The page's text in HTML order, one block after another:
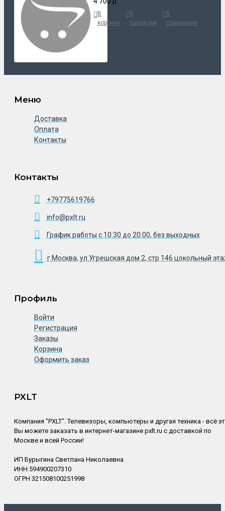
В
корзину
В
закладки
В
сравнение
Меню
Доставка
Оплата
Контакты
Контакты
+79775619766
info@pxlt.ru
График работы с 10:30 до 20:00, без выходных
г.Москва, ул.Угрешская дом 2, стр 146 цокольный
Профиль
Войти
Регистрация
Заказы
Корзина
Оформить заказ
PXLT
Компания "PXLT". Телевизоры, компьютеры и другая техника - всё
Вы можете заказать в интернет-магазине pxlt.ru с доставкой по
Москве и всей России!
ИП Бурыгина Светлана Николаевна
ИНН 594900207310
ОГРН 321508100251998